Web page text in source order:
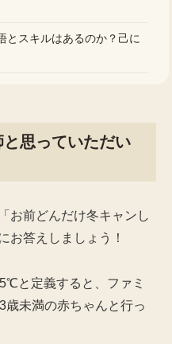
とスキルはあるのか？己に
思っていただい
お前どんだけ冬キャンし
お答えしましょう！
と定義すると、ファミ
歳未満の赤ちゃんと行っ